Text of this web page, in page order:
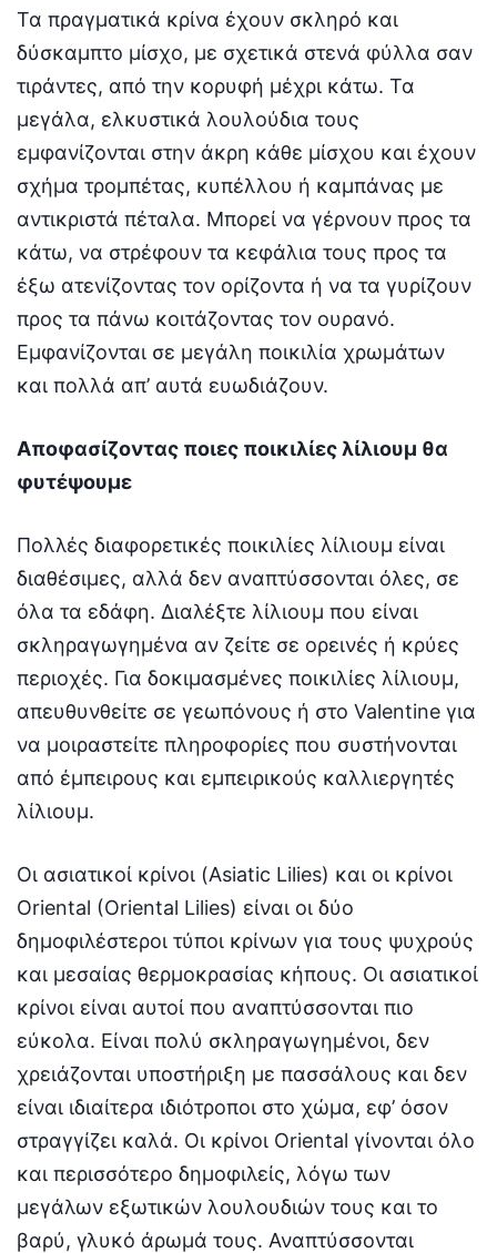
Τα πραγματικά κρίνα έχουν σκληρό και
δύσκαμπτο μίσχο, με σχετικά στενά φύλλα σαν
τιράντες, από την κορυφή μέχρι κάτω. Τα
μεγάλα, ελκυστικά λουλούδια τους
εμφανίζονται στην άκρη κάθε μίσχου και έχουν
σχήμα τρομπέτας, κυπέλλου ή καμπάνας με
αντικριστά πέταλα. Μπορεί να γέρνουν προς τα
κάτω, να στρέφουν τα κεφάλια τους προς τα
έξω ατενίζοντας τον ορίζοντα ή να τα γυρίζουν
προς τα πάνω κοιτάζοντας τον ουρανό.
Εμφανίζονται σε μεγάλη ποικιλία χρωμάτων
και πολλά απ’ αυτά ευωδιάζουν.
Αποφασίζοντας ποιες ποικιλίες λίλιουμ θα
φυτέψουμε
Πολλές διαφορετικές ποικιλίες λίλιουμ είναι
διαθέσιμες, αλλά δεν αναπτύσσονται όλες, σε
όλα τα εδάφη. Διαλέξτε λίλιουμ που είναι
σκληραγωγημένα αν ζείτε σε ορεινές ή κρύες
περιοχές. Για δοκιμασμένες ποικιλίες λίλιουμ,
απευθυνθείτε σε γεωπόνους ή στο Valentine για
να μοιραστείτε πληροφορίες που συστήνονται
από έμπειρους και εμπειρικούς καλλιεργητές
λίλιουμ.
Οι ασιατικοί κρίνοι (Asiatic Lilies) και οι κρίνοι
Oriental (Oriental Lilies) είναι οι δύο
δημοφιλέστεροι τύποι κρίνων για τους ψυχρούς
και μεσαίας θερμοκρασίας κήπους. Οι ασιατικοί
κρίνοι είναι αυτοί που αναπτύσσονται πιο
εύκολα. Είναι πολύ σκληραγωγημένοι, δεν
χρειάζονται υποστήριξη με πασσάλους και δεν
είναι ιδιαίτερα ιδιότροποι στο χώμα, εφ’ όσον
στραγγίζει καλά. Οι κρίνοι Oriental γίνονται όλο
και περισσότερο δημοφιλείς, λόγω των
μεγάλων εξωτικών λουλουδιών τους και το
βαρύ, γλυκό άρωμά τους. Αναπτύσσονται